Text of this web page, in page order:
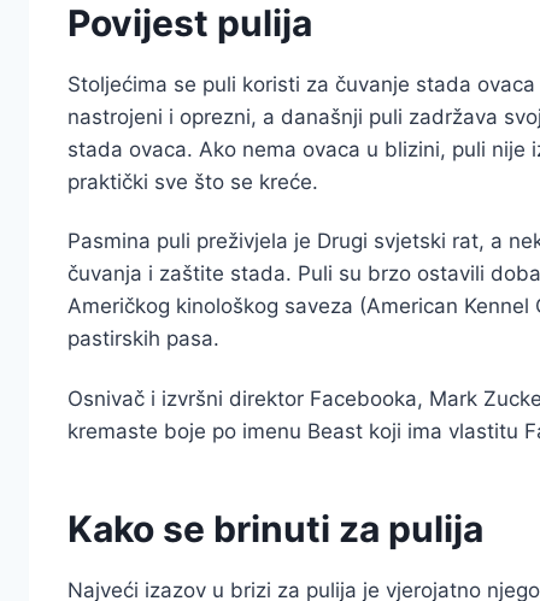
Povijest pulija
Stoljećima se puli koristi za čuvanje stada
nastrojeni i oprezni, a današnji puli zadržava
stada ovaca. Ako nema ovaca u blizini, puli
praktički sve što se kreće.
Pasmina puli preživjela je Drugi svjetski rat, a
čuvanja i zaštite stada. Puli su brzo ostavili
Američkog kinološkog saveza (American
pastirskih pasa.
Osnivač i izvršni direktor Facebooka, Mark
kremaste boje po imenu Beast koji ima vlastitu
Kako se brinuti za pulija
Najveći izazov u brizi za pulija je vjerojatno